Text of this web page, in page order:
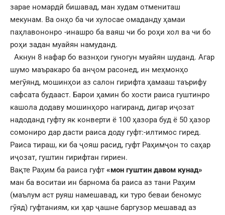
зарае номардӣ бишавад, ман худам отмениташ
мекунам. Ва онҳо ба чи хулосае омаданду ҳамаи
паҳлавононро -инашро ба ваяш чи бо роҳи хол ва чи бо
роҳи задан муайян намуданд.
Акнун 8 нафар бо вазнҳои гуногун муайян шуданд. Агар
шумо маъракаро ба анҷом расонед, ин меҳмонҳо
мегӯянд, мошинҳои аз салон гирифта ҳамааш таърифу
сафсата будааст. Барои ҳамин бо хости раиса гуштинро
кашола додаву мошинҳоро нагиранд, дигар иҷозат
надоданд гуфту як конверти ё 100 ҳазора буд ё 50 ҳазор
сомониро дар дасти раиса доду гуфт:-илтимос гиред.
Раиса тираш, ки ба ҷояш расид, гуфт Раҳимҷон то саҳар
иҷозат, гуштин гирифтан гириен.
Вақте Раҳим ба раиса гуфт «мон гуштин давом кунад»
ман ба воситаи ин барнома ба раиса аз тани Раҳим
(маълум аст руяш намешавад, ки туро беваи беномус
гӯяд) гуфтаниям, ки ҳар ҷашне баргузор мешавад аз